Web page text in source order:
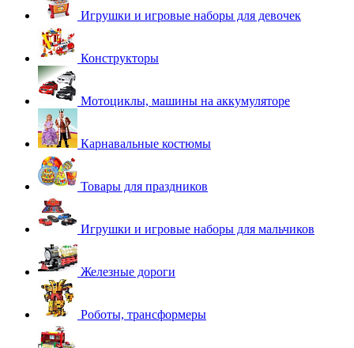
Игрушки и игровые наборы для девочек
Конструкторы
Мотоциклы, машины на аккумуляторе
Карнавальные костюмы
Товары для праздников
Игрушки и игровые наборы для мальчиков
Железные дороги
Роботы, трансформеры